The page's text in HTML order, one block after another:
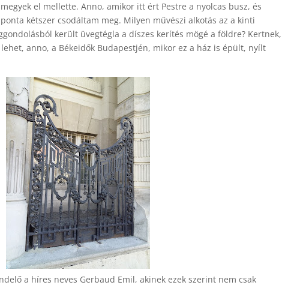
el mellette. Anno, amikor itt ért Pestre a nyolcas busz, és
kétszer csodáltam meg. Milyen művészi alkotás az a kinti
került üvegtégla a díszes kerítés mögé a földre? Kertnek,
anno, a Békeidők Budapestjén, mikor ez a ház is épült, nyílt
a híres neves Gerbaud Emil, akinek ezek szerint nem csak